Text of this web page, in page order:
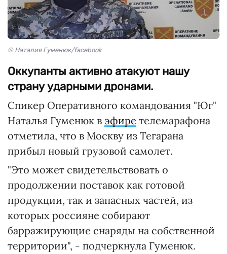
© Наталия Гуменюк/facebook
Оккупанты активно атакуют нашу
страну ударными дронами.
Спикер Оперативного командования "Юг"
Наталья Гуменюк в эфире телемарафона
отметила, что в Москву из Тегарана
прибыл новый грузовой самолет.
"Это может свидетельствовать о
продолжении поставок как готовой
продукции, так и запасных частей, из
которых россияне собирают
барражирующие снаряды на собственной
территории", - подчеркнула Гуменюк.